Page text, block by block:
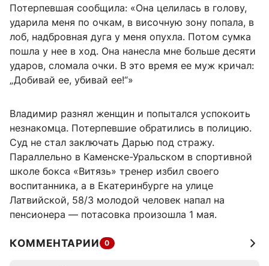
Потерпевшая сообщила: «Она целилась в голову,
ударила меня по очкам, в височную зону попала, в
лоб, надбровная дуга у меня опухла. Потом сумка
пошла у нее в ход. Она нанесла мне больше десяти
ударов, сломала очки. В это время ее муж кричал:
„Добивай ее, убивай ее!“»
Владимир разнял женщин и попытался успокоить
незнакомца. Потерпевшие обратились в полицию.
Суд не стал заключать Дарью под стражу.
Параллельно в Каменске-Уральском в спортивной
школе бокса «Витязь» тренер избил своего
воспитанника, а в Екатеринбурге на улице
Латвийской, 58/3 молодой человек напал на
пенсионера — потасовка произошла 1 мая.
КОММЕНТАРИИ 0